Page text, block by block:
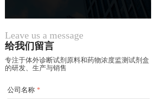
Leave us a message
给我们留言
专注于体外诊断试剂原料和药物浓度监测试剂盒
的研发、生产与销售
公司名称 *